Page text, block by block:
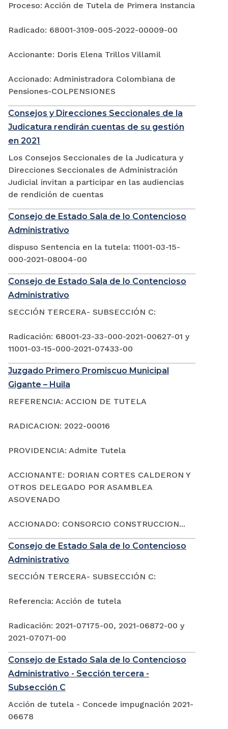
Proceso: Acción de Tutela de Primera Instancia
Radicado: 68001-3109-005-2022-00009-00
Accionante: Doris Elena Trillos Villamil
Accionado: Administradora Colombiana de
Pensiones-COLPENSIONES
Consejos y Direcciones Seccionales de la
Judicatura rendirán cuentas de su gestión
en 2021
Los Consejos Seccionales de la Judicatura y
Direcciones Seccionales de Administración
Judicial invitan a participar en las audiencias
de rendición de cuentas
Consejo de Estado Sala de lo Contencioso
Administrativo
dispuso Sentencia en la tutela: 11001-03-15-
000-2021-08004-00
Consejo de Estado Sala de lo Contencioso
Administrativo
SECCIÓN TERCERA- SUBSECCIÓN C:
Radicación: 68001-23-33-000-2021-00627-01 y
11001-03-15-000-2021-07433-00
Juzgado Primero Promiscuo Municipal
Gigante – Huila
REFERENCIA: ACCION DE TUTELA
RADICACION: 2022-00016
PROVIDENCIA: Admite Tutela
ACCIONANTE: DORIAN CORTES CALDERON Y
OTROS DELEGADO POR ASAMBLEA
ASOVENADO
ACCIONADO: CONSORCIO CONSTRUCCION...
Consejo de Estado Sala de lo Contencioso
Administrativo
SECCIÓN TERCERA- SUBSECCIÓN C:
Referencia: Acción de tutela
Radicación: 2021-07175-00, 2021-06872-00 y
2021-07071-00
Consejo de Estado Sala de lo Contencioso
Administrativo - Sección tercera -
Subsección C
Acción de tutela - Concede impugnación 2021-
06678